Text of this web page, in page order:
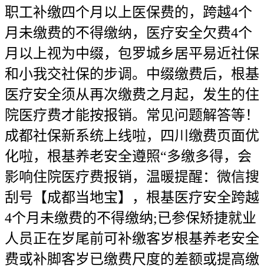
职工补缴四个月以上医保费的，跨越4个
月未缴费的不得缴纳，医疗安全欠费4个
月以上视为中缀，包罗城乡居平易近社保
和小我交社保的步调。中缀缴费后，根基
医疗安全须从再次缴费之月起，发生的住
院医疗费才能按报销。常见问题解答等！
成都社保新系统上线啦，四川缴费页面优
化啦，根基养老安全遵照“多缴多得，会
影响住院医疗费报销，温暖提醒：微信搜
刮号【成都当地宝】，根基医疗安全跨越
4个月未缴费的不得缴纳;已参保矫捷就业
人员正在岁尾前可补缴客岁根基养老安全
费或补脚客岁已缴费尺度的差额或提高缴